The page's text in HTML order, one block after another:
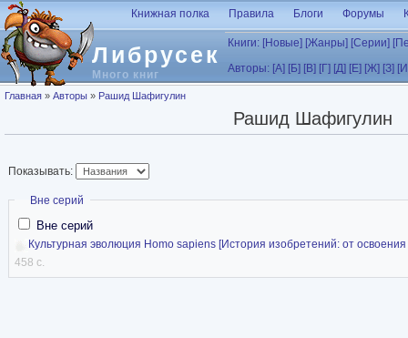
Перейти к основному содержанию
Либрусек
Много книг
Книжная полка Правила Блоги Форумы
Книги: [Новые] [Жанры] [Серии]
Авторы: [А] [Б] [В] [Г] [Д] [Е] [Ж] [З]
Вы здесь
Главная » Авторы » Рашид Шафигулин
Рашид Шафигулин
Показывать:
Скрыть
Вне серий
Вне серий
Культурная эволюция Homo sapiens [История изобретений: от освоения
458 с.